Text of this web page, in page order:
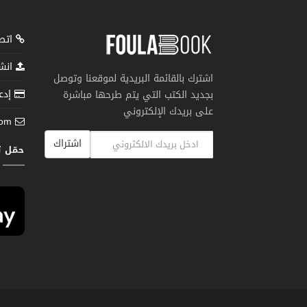
اشترك بالقائمة البريدية لموقعنا وتوصل
بجديد الكتب التي يتم طرحها مباشرة
على بريدك الإلكتروني
اشتراك
حمّل